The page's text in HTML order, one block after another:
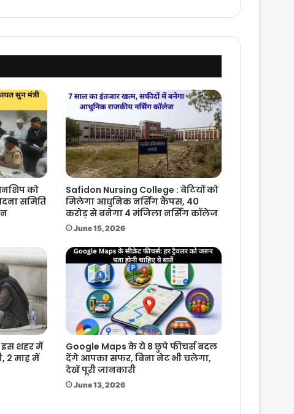
को
समिति
Safidon Nursing College : बेटियों को
मिलेगा आधुनिक नर्सिंग कैंपस, 40
करोड़ से बनेगा 4 मंजिला नर्सिंग कॉलेज
June 15, 2026
इस शहर में
2 माह में
Google Maps के ये 8 छुपे फीचर्स बदल
देंगे आपका सफर, बिना नेट भी चलेगा,
देखें पूरी जानकारी
June 13, 2026